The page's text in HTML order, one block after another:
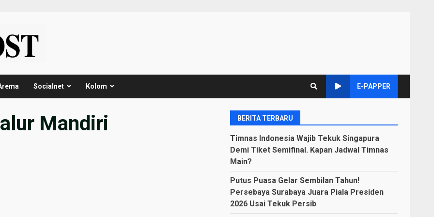
Socialnet Kolom E-PAPPER
Mandiri BERITA TERBARU
Timnas Indonesia Wajib Tekuk Singapura
Demi Tiket Semifinal. Kapan Jadwal Timnas
Main?
Putus Puasa Gelar Sembilan Tahun!
Persebaya Surabaya Juara Piala Presiden
2026 Usai Tekuk Persib